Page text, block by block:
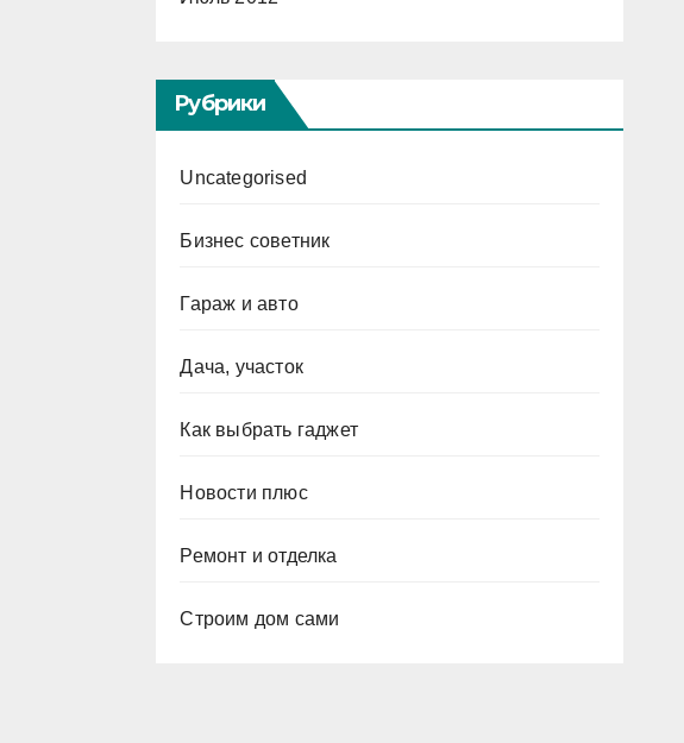
Рубрики
Uncategorised
Бизнес советник
Гараж и авто
Дача, участок
Как выбрать гаджет
Новости плюс
Ремонт и отделка
Строим дом сами